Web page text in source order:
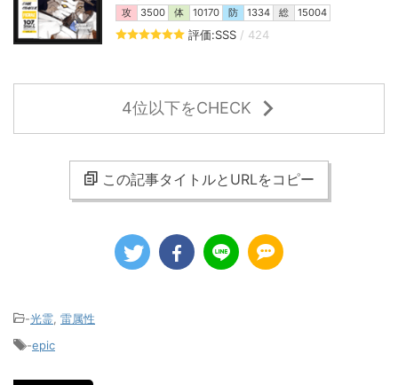
攻 3500 体 10170 防 1334 総 15004
評価:SSS / 424
4位以下をCHECK
この記事タイトルとURLをコピー
-光霊 雷属性
-epic